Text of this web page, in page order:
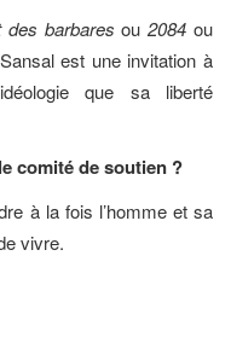
des barbares ou2084 ou
est une invitation à
que sa liberté
comité de soutien ?
à la fois l’homme et sa
vivre.